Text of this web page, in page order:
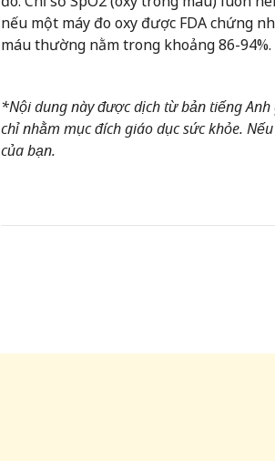
nếu một máy đo oxy được FDA chứng
máu thường nằm trong khoảng 86-94%.
*Nội dung này được dịch từ bản tiếng
chỉ nhằm mục đích giáo dục sức khỏe.
của bạn.